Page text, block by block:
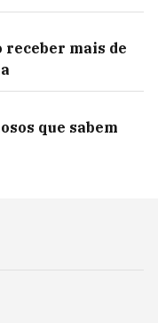
receber mais de
que sabem